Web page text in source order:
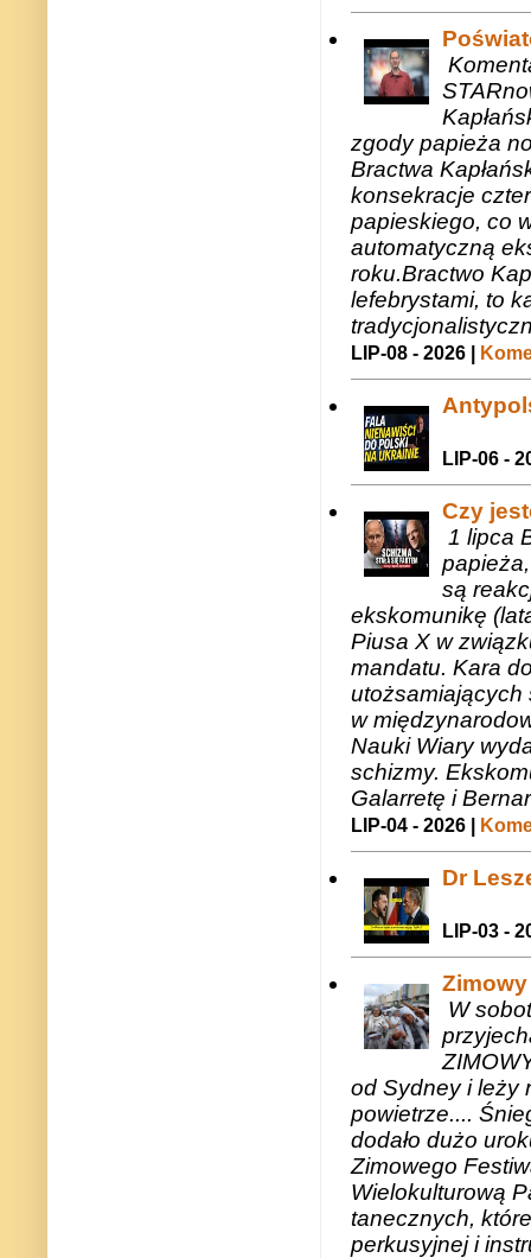
zgody papieża
Bractwa
konsekracje
papieskiego, co
automatyczną
roku.Bractwo
lefebrystami, to
LIP-08 - 2026 |
LIP-06 -
Czy
1 lipca
są
ekskomunikę
Piusa X w
mandatu. Kara
utożsamiających
w
Nauki Wiary
schizmy.
Galarretę i
LIP-04 - 2026 |
Dr
LIP-03 -
W
od Sydney i leży
powietrze....
dodało dużo
Zimowego
Wielokulturową
tanecznych,
perkusyjnej i